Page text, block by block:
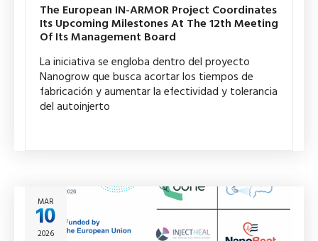
The European IN-ARMOR Project Coordinates
Its Upcoming Milestones At The 12th Meeting
Of Its Management Board
La iniciativa se engloba dentro del proyecto
Nanogrow que busca acortar los tiempos de
fabricación y aumentar la efectividad y tolerancia
del autoinjerto
MAR
10
2026